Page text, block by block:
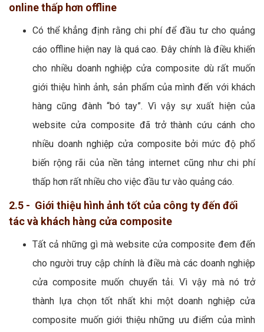
online thấp hơn offline
Có thể khẳng định rằng chi phí để đầu tư cho quảng
cáo offline hiện nay là quá cao. Đây chính là điều khiến
cho nhiều doanh nghiệp cửa composite dù rất muốn
giới thiệu hình ảnh, sản phẩm của mình đến với khách
hàng cũng đành “bó tay”. Vì vậy sự xuất hiện của
website cửa composite đã trở thành cứu cánh cho
nhiều doanh nghiệp cửa composite bởi mức độ phổ
biến rộng rãi của nền tảng internet cũng như chi phí
thấp hơn rất nhiều cho việc đầu tư vào quảng cáo.
2.5 - Giới thiệu hình ảnh tốt của công ty đến đối
tác và khách hàng cửa composite
Tất cả những gì mà website cửa composite đem đến
cho người truy cập chính là điều mà các doanh nghiệp
cửa composite muốn chuyển tải. Vì vậy mà nó trở
thành lựa chọn tốt nhất khi một doanh nghiệp cửa
composite muốn giới thiệu những ưu điểm của mình